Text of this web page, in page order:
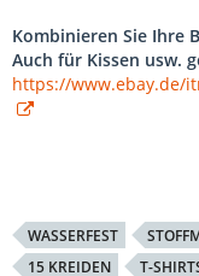
Kombinieren Sie Ihre
Auch für Kissen usw.
https://www.ebay.de/
WASSERFEST
15 KREIDEN
T-